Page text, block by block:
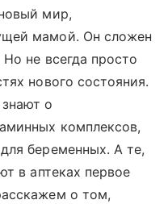
мир,
мамой. Он сложен
не всегда просто
нового состояния.
о
комплексов,
беременных. А те,
в аптеках первое
о том,